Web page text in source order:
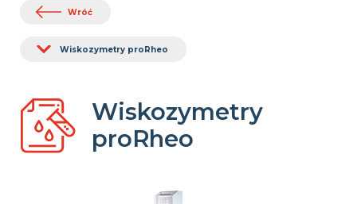
Wróć
Wiskozymetry proRheo
Wiskozymetry
proRheo